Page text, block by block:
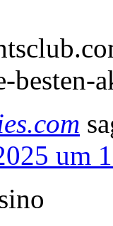
besten-
um